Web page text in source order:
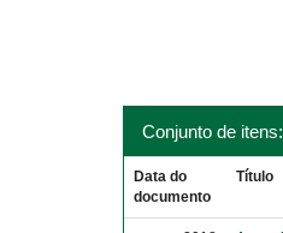
Conjunto de itens:
Data do
documento
Título